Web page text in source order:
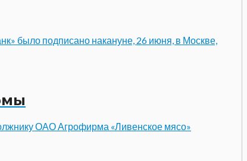
было подписано накануне, 26 июня, в Москве,
ОАО Агрофирма «Ливенское мясо»